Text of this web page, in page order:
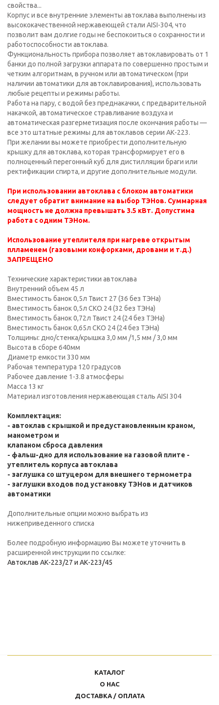
свойства...
Корпус и все внутренние элементы автоклава выполнены из
высококачественной нержавеющей стали AISI-304, что
позволит вам долгие годы не беспокоиться о сохранности и
работоспособности автоклава.
Функциональность прибора позволяет автоклавировать от 1
банки до полной загрузки аппарата по совершенно простым и
четким алгоритмам, в ручном или автоматическом (при
наличии автоматики для автоклавирования), использовать
любые рецепты и режимы работы.
Работа на пару, с водой без преднакачки, с предварительной
накачкой, автоматическое стравливание воздуха и
автоматическая разгерметизация после окончания работы —
все это штатные режимы для автоклавов серии АК-223.
При желании вы можете приобрести дополнительную
крышку для автоклава, которая трансформирует его в
полноценный перегонный куб для дистилляции браги или
ректификации спирта, и другие дополнительные модули.
При использовании автоклава с блоком автоматики
следует обратит внимание на выбор ТЭНов. Суммарная
мощность не должна превышать 3.5 кВт. Допустима
работа с одним ТЭНом.
Использование утеплителя при нагреве открытым
плламенем (газовыми конфорками, дровами и т.д.)
ЗАПРЕЩЕНО
Технические характеристики автоклава
Внутренний объем 45 л
Вместимость банок 0,5л Твист 27 (36 без ТЭНа)
Вместимость банок 0,5л СКО 24 (32 без ТЭНа)
Вместимость банок 0,72л Твист 24 (24 без ТЭНа)
Вместимость банок 0,65л СКО 24 (24 без ТЭНа)
Толщины: дно/стенка/крышка 3,0 мм /1,5 мм / 3,0 мм
Высота в сборе 640мм
Диаметр емкости 330 мм
Рабочая температура 120 градусов
Рабочее давление 1-3.8 атмосферы
Масса 13 кг
Материал изготовления нержавеющая сталь AISI 304
Комплектация:
- автоклав с крышкой и предустановленным краном,
манометром и
клапаном сброса давления
- фальш-дно для использование на газовой плите -
утеплитель корпуса автоклава
- заглушка со штуцером для внешнего термометра
- заглушки входов под установку ТЭНов и датчиков
автоматики
Дополнительные опции можно выбрать из
нижеприведенного списка
Более подробную информацию Вы можете уточнить в
расширенной инструкции по ссылке:
Автоклав АК-223/27 и АК-223/45
КАТАЛОГ
О НАС
ДОСТАВКА / ОПЛАТА